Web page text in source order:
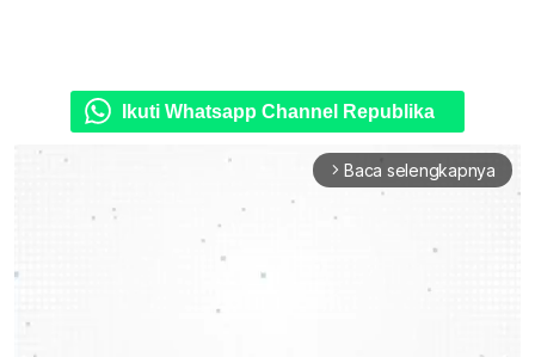
Ikuti Whatsapp Channel Republika
arrow_forward_ios Baca selengkapnya